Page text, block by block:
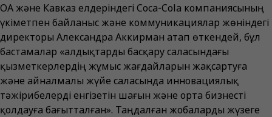
ОА және Кавказ елдеріндегі Coca‑Cola компаниясының
үкіметпен байланыс және коммуникациялар жөніндегі
директоры Александра Аккирман атап өткендей, бұл
бастамалар «Қалдықтарды басқару саласындағы
қызметкерлердің жұмыс жағдайларын жақсартуға
және айналмалы жүйе саласында инновациялық
тәжірибелерді енгізетін шағын және орта бизнесті
қолдауға бағытталған». Таңдалған жобаларды жүзеге